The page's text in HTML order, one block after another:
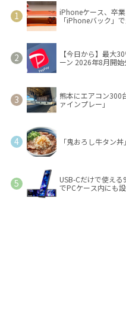
iPhoneケース、卒
「iPhoneバック」
【今日から】最大
ーン 2026年8月開始
熊本にエアコン300
ァインプレー」
「鬼おろし牛タン
USB-Cだけで使え
でPCケース内にも